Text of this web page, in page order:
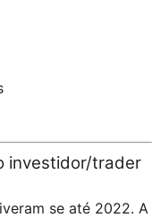
investidor/trader
se até 2022. A